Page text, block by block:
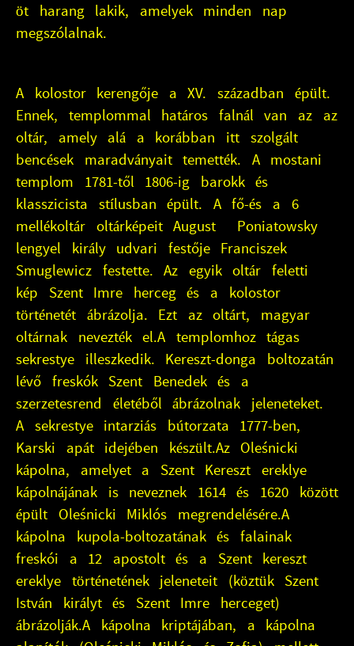
öt harang lakik, amelyek minden nap
megszólalnak.
A kolostor kerengője a XV. században épült.
Ennek, templommal határos falnál van az az
oltár, amely alá a korábban itt szolgált
bencések maradványait temették. A mostani
templom 1781-től 1806-ig barokk és
klasszicista stílusban épült. A fő-és a 6
mellékoltár oltárképeit August Poniatowsky
lengyel király udvari festője Franciszek
Smuglewicz festette. Az egyik oltár feletti
kép Szent Imre herceg és a kolostor
történetét ábrázolja. Ezt az oltárt, magyar
oltárnak nevezték el.A templomhoz tágas
sekrestye illeszkedik. Kereszt-donga boltozatán
lévő freskók Szent Benedek és a
szerzetesrend életéből ábrázolnak jeleneteket.
A sekrestye intarziás bútorzata 1777-ben,
Karski apát idejében készült.Az Oleśnicki
kápolna, amelyet a Szent Kereszt ereklye
kápolnájának is neveznek 1614 és 1620 között
épült Oleśnicki Miklós megrendelésére.A
kápolna kupola-boltozatának és falainak
freskói a 12 apostolt és a Szent kereszt
ereklye történetének jeleneteit (köztük Szent
István királyt és Szent Imre herceget)
ábrázolják.A kápolna kriptájában, a kápolna